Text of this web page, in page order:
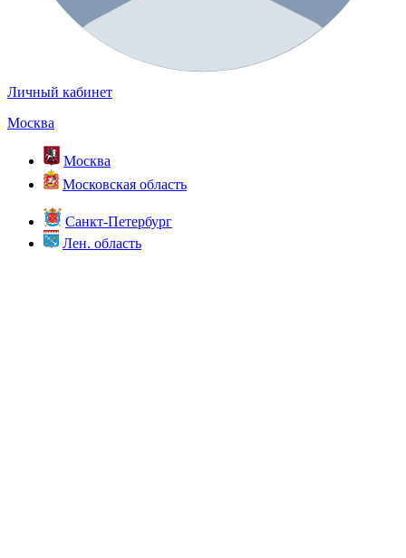
Личный кабинет
Москва
Москва
Московская область
Санкт-Петербург
Лен. область